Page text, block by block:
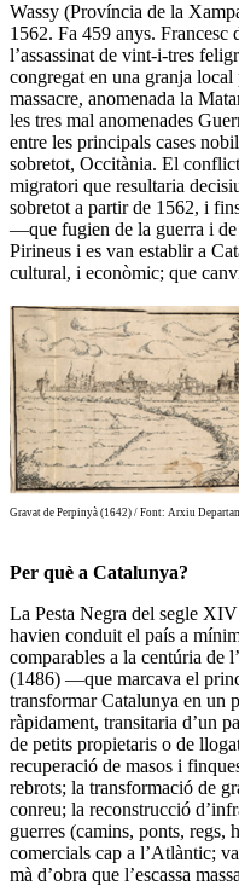
Wassy (Província de la
1562. Fa 459 anys.
l’assassinat de vint-i-tres
congregat en una granja
massacre, anomenada la
les tres mal anomenades
entre les principals cases
sobretot, Occitània. El
migratori que resultaria
sobretot a partir de 1562, i
—que fugien de la guerra i
Pirineus i es van establir a
cultural, i econòmic; que
Gravat de Perpinyà (1642) / Font: Arxiu
Per què a Catalunya?
La Pesta Negra del segle
havien conduit el país a
comparables a la centúria de
(1486) —que marcava el
transformarCatalunya en un
ràpidament, transitaria d’un
de petits propietaris o de
recuperació de masos i
rebrots; la transformació de
conreu; la reconstrucció
guerres (camins, ponts, regs,
comercials cap a l’Atlàntic;
mà d’obra que l’escassa